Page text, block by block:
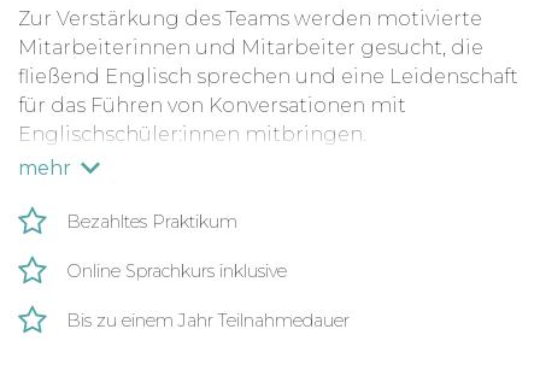
Zur Verstärkung des Teams werden motivierte
Mitarbeiterinnen und Mitarbeiter gesucht, die
fließend Englisch sprechen und eine Leidenschaft
für das Führen von Konversationen mit
Englischschüler:innen mitbringen.
mehr
Bezahltes Praktikum
Online Sprachkurs inklusive
Bis zu einem Jahr Teilnahmedauer